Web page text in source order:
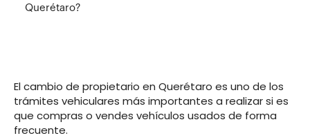
Querétaro?
El cambio de propietario en Querétaro es uno de los
trámites vehiculares más importantes a realizar si es
que compras o vendes vehículos usados de forma
frecuente.